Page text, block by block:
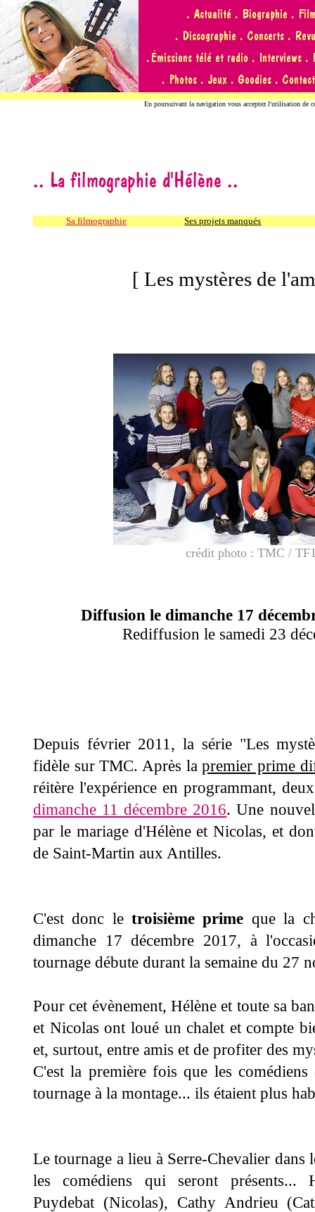
En poursuivant la navigation vous acceptez l'utilisation de
Sa filmographie Ses projets manqués
[ Les mystères de
crédit photo : TMC /
Diffusion le dimanche 17
Rediffusion le samedi 23
Depuis février 2011, la série "Les
fidèle sur TMC. Après lapremier prime
réitère l'expérience en programmant,
dimanche 11 décembre 2016. Une
par le mariage d'Hélène et Nicolas, et
de Saint-Martin aux Antilles.
C'est donc letroisième prime que la
dimanche 17 décembre 2017, à
tournage débute durant la semaine du 27
Pour cet évènement, Hélène et toute sa
et Nicolas ont loué un chalet et compte b
et, surtout, entre amis et de profiter des
C'est la première fois que les
tournage à la montage... ils étaient plus
Le tournage a lieu à Serre-Chevalier dans
les comédiens qui seront présents...
Puydebat (Nicolas), Cathy Andrieu